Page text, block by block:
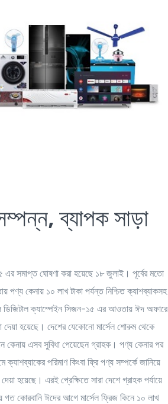
ব্যাপক সাড়া
এর সমাপ্ত ঘোষণা করা হয়েছে ১৮ জুলাই। পূর্বের মতো
কেনায় ১০ লাখ টাকা পর্যন্ত নিশ্চিত ক্যাশব্যাকসহ
ডিজিটাল ক্যাম্পেইন সিজন-১৫ এর আওতায় ঈদ অফারে
দেয়া হয়েছে। দেশের যেকোনো মার্সেল শোরুম থেকে
কেনায় এসব সুবিধা পেয়েছেন গ্রাহক। পণ্য কেনার পর
পরিমাণ কিংবা ফ্রি পণ্য সম্পর্কে জানিয়ে
হয়েছে। এরই প্রেক্ষিতে সারা দেশে গ্রাহক পর্যায়ে
কোরবানি ঈদের আগে মার্সেল ফ্রিজ কিনে ১০ লাখ